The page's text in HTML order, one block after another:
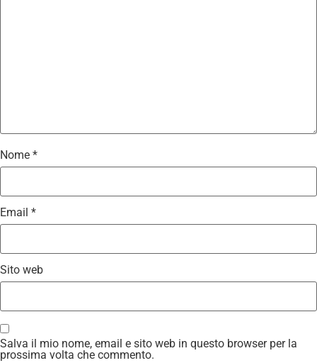
Nome *
Email *
Sito web
Salva il mio nome, email e sito web in questo browser per la
prossima volta che commento.